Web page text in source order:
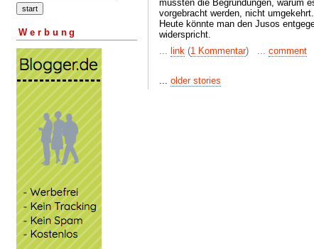
Werbung
müssten die Begründungen, warum
vorgebracht werden, nicht umgekehrt.
Heute könnte man den Jusos
widerspricht.
... link (1 Kommentar) ... comment
... older stories